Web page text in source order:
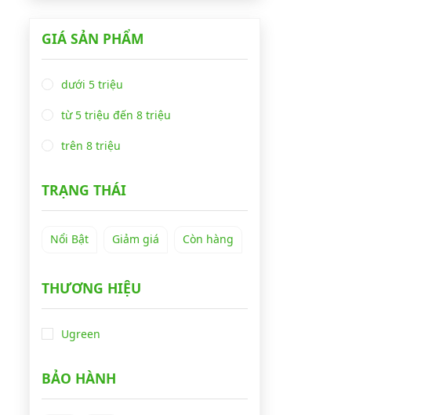
GIÁ SẢN PHẨM
dưới 5 triệu
từ 5 triệu đến 8 triệu
trên 8 triệu
TRẠNG THÁI
Nổi Bật Giảm giá Còn hàng
THƯƠNG HIỆU
Ugreen
BẢO HÀNH